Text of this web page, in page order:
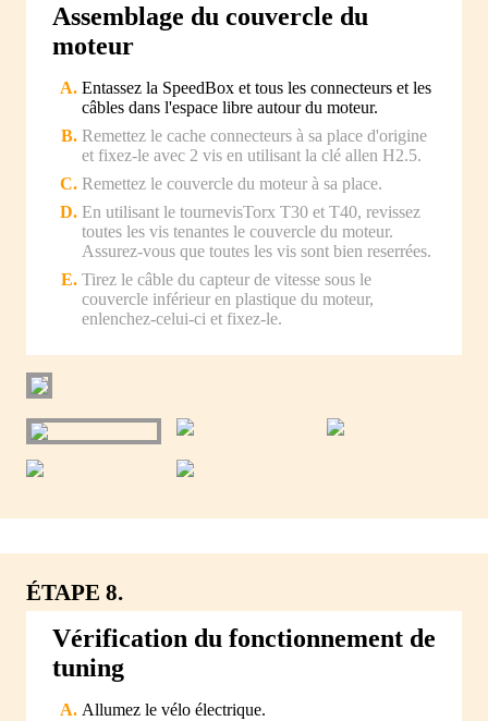
Assemblage du couvercle du
moteur
Entassez la SpeedBox et tous les connecteurs et les
câbles dans l'espace libre autour du moteur.
Remettez le cache connecteurs à sa place d'origine
et fixez-le avec 2 vis en utilisant la clé allen H2.5.
Remettez le couvercle du moteur à sa place.
En utilisant le tournevisTorx T30 et T40, revissez
toutes les vis tenantes le couvercle du moteur.
Assurez-vous que toutes les vis sont bien reserrées.
Tirez le câble du capteur de vitesse sous le
couvercle inférieur en plastique du moteur,
enlenchez-celui-ci et fixez-le.
ÉTAPE 8.
Vérification du fonctionnement de
tuning
Allumez le vélo électrique.